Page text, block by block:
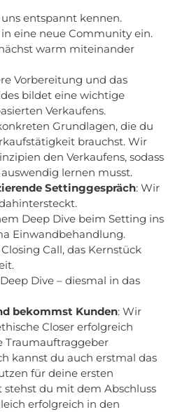
entspannt kennen.
eine neue Community ein.
warm miteinander
Vorbereitung und das
bildet eine wichtige
Verkaufens.
Grundlagen, die du
brauchst. Wir
den Verkaufens, sodass
lernen musst.
Settinggespräch: Wir
Deep Dive beim Setting ins
Einwandbehandlung.
Call, das Kernstück
Dive – diesmal in das
bekommst Kunden: Wir
Closer erfolgreich
Traumauftraggeber
kannst du auch erstmal das
für deine ersten
du mit dem Abschluss
erfolgreich in den